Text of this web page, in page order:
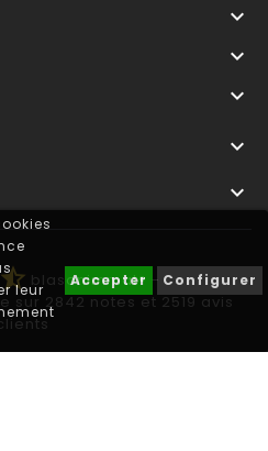
leur
Accepter Configurer





blasonimmat® -
sur 2842notes et2519avis